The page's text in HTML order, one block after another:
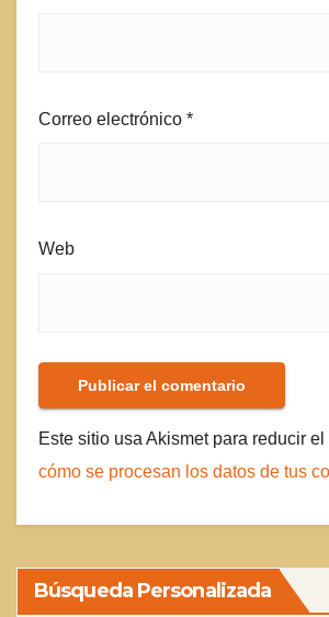
Correo electrónico *
Web
Este sitio usa Akismet para reducir el
cómo se procesan los datos de tus
Búsqueda Personalizada